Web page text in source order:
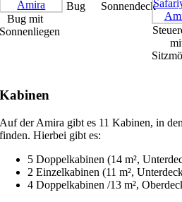
Bug mit
Sonnenliegen
Bug
Sonnendeck
Kabinen
Auf der Amira gibt es 11 Kabinen, in
finden. Hierbei gibt es:
5 Doppelkabinen (14 m²,
2 Einzelkabinen (11 m²,
4 Doppelkabinen /13 m²,